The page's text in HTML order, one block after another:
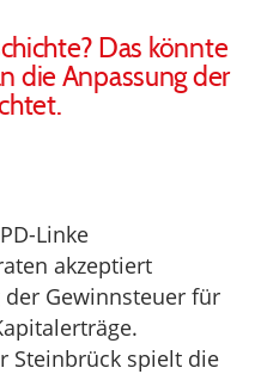
Das könnte
die Anpassung der
Linke
akzeptiert
Gewinnsteuer für
Steinbrück spielt die